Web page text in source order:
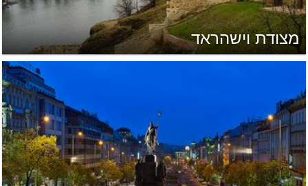
מצודת וישהראד